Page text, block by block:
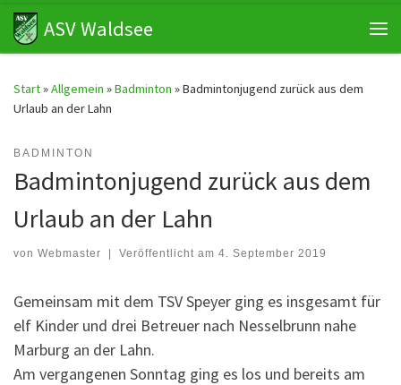
Zum Inhalt springen
ASV Waldsee
Start»Allgemein »Badminton »Badmintonjugend zurück aus dem
Urlaub an der Lahn
BADMINTON
Badmintonjugend zurück aus dem
Urlaub an der Lahn
von Webmaster Veröffentlicht am 4. September 2019
Gemeinsam mit dem TSV Speyer ging es insgesamt für
elf Kinder und drei Betreuer nach Nesselbrunn nahe
Marburg an der Lahn.
Am vergangenen Sonntag ging es los und bereits am